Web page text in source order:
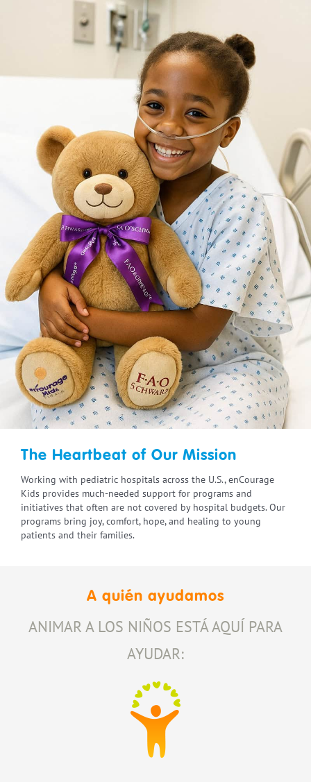
The Heartbeat of Our Mission
Working with pediatric hospitals across the U.S., enCourage
Kids provides much-needed support for programs and
initiatives that often are not covered by hospital budgets. Our
programs bring joy, comfort, hope, and healing to young
patients and their families.
A quién ayudamos
ANIMAR A LOS NIÑOS ESTÁ AQUÍ PARA
AYUDAR: